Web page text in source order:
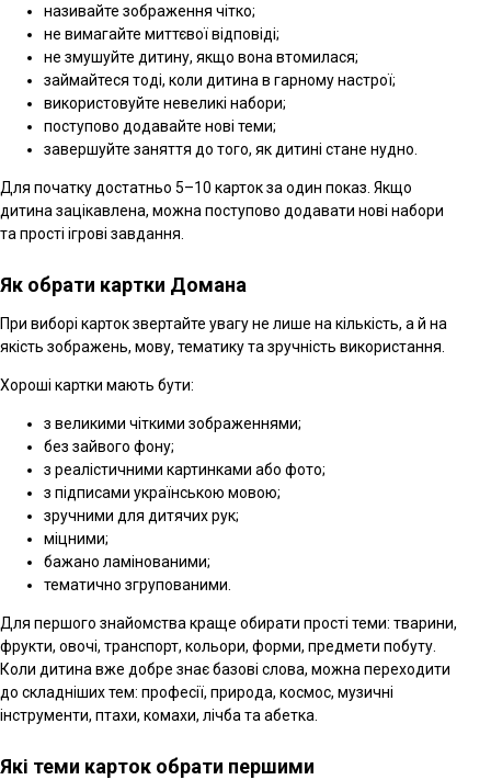
називайте зображення чітко;
не вимагайте миттєвої відповіді;
не змушуйте дитину, якщо вона втомилася;
займайтеся тоді, коли дитина в гарному настрої;
використовуйте невеликі набори;
поступово додавайте нові теми;
завершуйте заняття до того, як дитині стане нудно.
Для початку достатньо 5–10 карток за один показ. Якщо
дитина зацікавлена, можна поступово додавати нові набори
та прості ігрові завдання.
Як обрати картки Домана
При виборі карток звертайте увагу не лише на кількість, а й на
якість зображень, мову, тематику та зручність використання.
Хороші картки мають бути:
з великими чіткими зображеннями;
без зайвого фону;
з реалістичними картинками або фото;
з підписами українською мовою;
зручними для дитячих рук;
міцними;
бажано ламінованими;
тематично згрупованими.
Для першого знайомства краще обирати прості теми: тварини,
фрукти, овочі, транспорт, кольори, форми, предмети побуту.
Коли дитина вже добре знає базові слова, можна переходити
до складніших тем: професії, природа, космос, музичні
інструменти, птахи, комахи, лічба та абетка.
Які теми карток обрати першими